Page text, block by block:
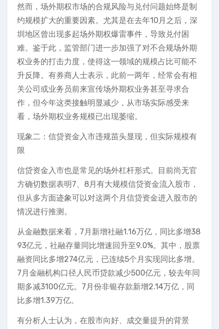
然而，场外期权市场的合规风险与兑付问题始终是制
约规模扩大的重要因素。尤其是在去年10月之后，深
圳地区曾出现多起场外期权爆雷事件，导致兑付困
难。鉴于此，监管部门进一步加强了对不合规场外期
权业务的打击力度，使得这一领域的规模占比可能不
升反降。有券商人士表示，此前一两年，经常会有相
关公司或业务员前来宣传场外期权业务甚至寻求合
作，但今年这类接触明显减少，从市场实际感受来
看，场外期权业务规模已出现萎缩。
现象二：信贷资金入市违规苗头显现，但实际规模有
限
信贷资金入市也是常见的场外杠杆形式。目前尚无官
方确切数据表明7、8月有大规模信贷资金流入股市，
但从多方面迹象可以对这两个月信贷资金进入股市的
情况进行推测。
从金融数据来看，7月新增社融1.16万亿，同比多增38
93亿元，社融存量同比增速回升至9.0%。其中，股票
融资同比多增274亿元，已连续5个月实现同比多增。
7月金融机构口径人民币贷款减少500亿元，较去年同
期多减3100亿元。7月份非银存款新增2.14万亿，同
比多增1.39万亿。
有分析人士认为，在股市向好、成交量提升的背景